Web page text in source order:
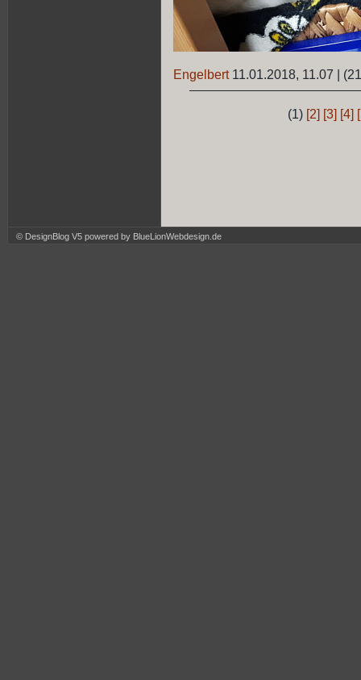
Engelbert 11.01.2018, 11.07
(1) [2] [3] [4]
© DesignBlog V5 powered by BlueLionWebdesign.de